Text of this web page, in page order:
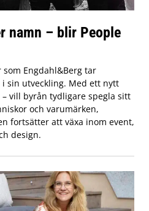
namn – blir People
som Engdahl&Berg tar
sin utveckling. Med ett nytt
vill byrån tydligare spegla sitt
och varumärken,
fortsätter att växa inom event,
design.